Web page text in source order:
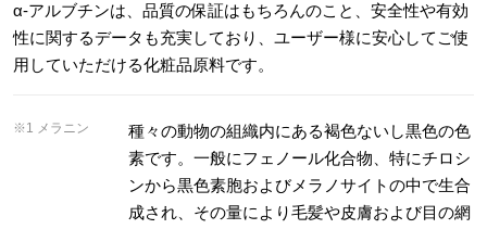
α-アルブチンは、品質の保証はもちろんのこと、安全性や有効
性に関するデータも充実しており、ユーザー様に安心してご使
用していただける化粧品原料です。
※1 メラニン
種々の動物の組織内にある褐色ないし黒色の色
素です。一般にフェノール化合物、特にチロシ
ンから黒色素胞およびメラノサイトの中で生合
成され、その量により毛髪や皮膚および目の網